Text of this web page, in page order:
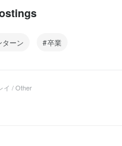
、機関の統計データ、また民
を一つに整理・集約すること
データに簡単にアクセスを可
) https://www.localinsight.jp
ターン 卒業
イ / Other